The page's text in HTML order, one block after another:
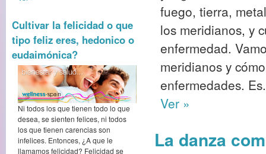
Cultivar la felicidad o que
tipo feliz eres, hedonico o
eudaimónica?
Ni todos los que tienen todo lo que
desea, se sienten felices, ni todos
los que tienen carencias son
infelices. Entonces, ¿A que le
llamamos felicidad? Felicidad se
fuego, tierra,
los meridianos, y
enfermedad.
meridianos y
enfermedades.
Ver »
La danza